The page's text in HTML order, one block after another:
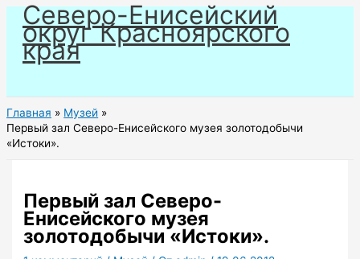
Перейти
содержимому
Северо-Енисейский
округ Красноярского
края
Главная
Музей
Первый зал Северо-Енисейского музея золотодобычи
«Истоки».
Первый зал Северо-
Енисейского музея
золотодобычи «Истоки».